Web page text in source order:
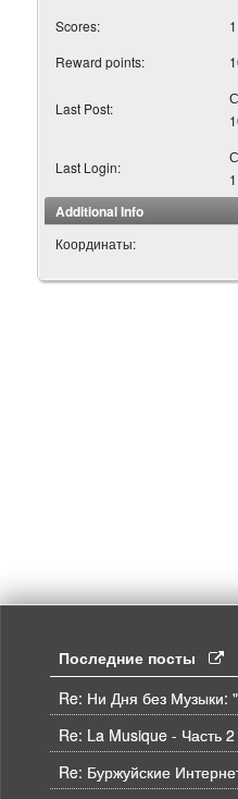
Scores:
Reward points:
Last Post:
Last Login:
Additional Info
Координаты:
Последние посты
Re: Ни Дня без Музыки:
Re: La Musique - Часть 2
Re: Буржуйские